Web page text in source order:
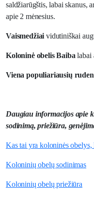
saldžiarūgštis, labai skanus,
apie 2 mėnesius.
Vaismedžiai vidutiniškai
Koloninė obelis Baibalabai
Viena populiariausių
Daugiau informacijos apie
sodinimą, priežiūra,
Kas tai yra koloninės
Koloninių obelų sodinimas
Koloninių obelų priežiūra